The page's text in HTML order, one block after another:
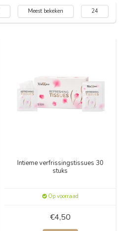
Meest bekeken 24
Intieme verfrissingstissues 30
stuks
Op voorraad
€4,50